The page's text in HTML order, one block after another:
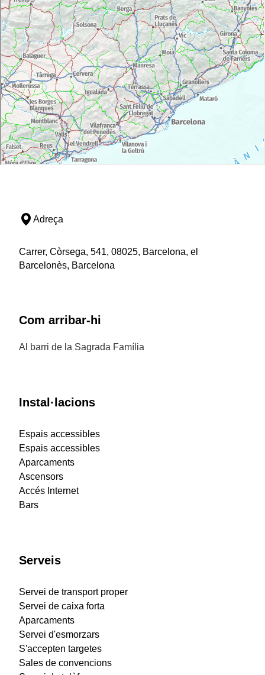
Adreça
Carrer, Còrsega, 541, 08025, Barcelona, el
Barcelonès, Barcelona
Com arribar-hi
Al barri de la Sagrada Família
Instal·lacions
Espais accessibles
Espais accessibles
Aparcaments
Ascensors
Accés Internet
Bars
Serveis
Servei de transport proper
Servei de caixa forta
Aparcaments
Servei d'esmorzars
S'accepten targetes
Sales de convencions